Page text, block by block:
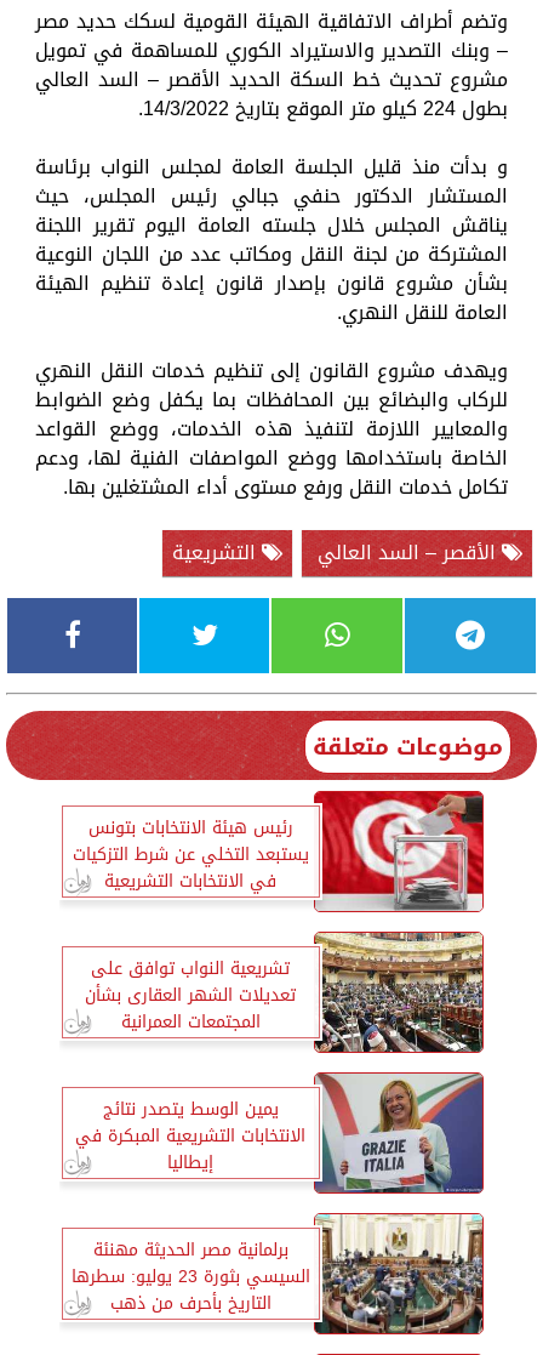
وتضم أطراف الاتفاقية الهيئة القومية لسكك حديد مصر
– وبنك التصدير والاستيراد الكوري للمساهمة في تمويل
مشروع تحديث خط السكة الحديد الأقصر – السد العالي
بطول 224 كيلو متر الموقع بتاريخ 14/3/2022.
و بدأت منذ قليل الجلسة العامة لمجلس النواب برئاسة
المستشار الدكتور حنفي جبالي رئيس المجلس، حيث
يناقش المجلس خلال جلسته العامة اليوم تقرير اللجنة
المشتركة من لجنة النقل ومكاتب عدد من اللجان النوعية
بشأن مشروع قانون بإصدار قانون إعادة تنظيم الهيئة
العامة للنقل النهري.
ويهدف مشروع القانون إلى تنظيم خدمات النقل النهري
للركاب والبضائع بين المحافظات بما يكفل وضع الضوابط
والمعايير اللازمة لتنفيذ هذه الخدمات، ووضع القواعد
الخاصة باستخدامها ووضع المواصفات الفنية لها، ودعم
تكامل خدمات النقل ورفع مستوى أداء المشتغلين بها.
الأقصر – السد العالي
التشريعية
موضوعات متعلقة
رئيس هيئة الانتخابات بتونس
يستبعد التخلي عن شرط التزكيات
في الانتخابات التشريعية
تشريعية النواب توافق على
تعديلات الشهر العقارى بشأن
المجتمعات العمرانية
يمين الوسط يتصدر نتائج
الانتخابات التشريعية المبكرة في
إيطاليا
برلمانية مصر الحديثة مهنئة
السيسي بثورة 23 يوليو: سطرها
التاريخ بأحرف من ذهب